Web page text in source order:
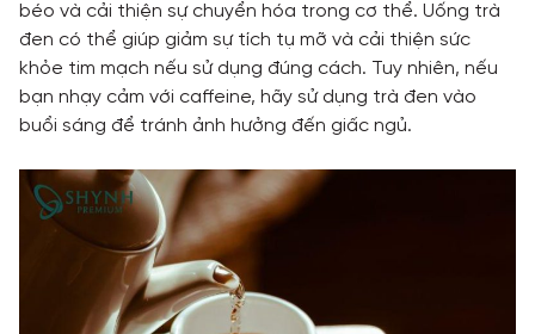
béo và cải thiện sự chuyển hóa trong cơ thể. Uống trà
đen có thể giúp giảm sự tích tụ mỡ và cải thiện sức
khỏe tim mạch nếu sử dụng đúng cách. Tuy nhiên, nếu
bạn nhạy cảm với caffeine, hãy sử dụng trà đen vào
buổi sáng để tránh ảnh hưởng đến giấc ngủ.